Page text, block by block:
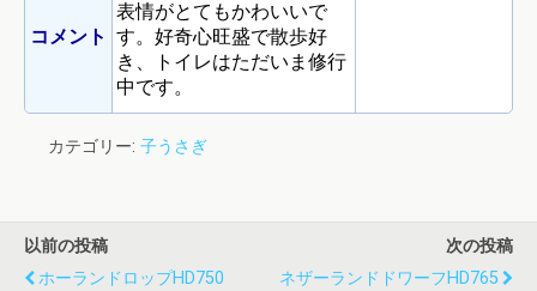
コメント
表情がとてもかわいいで
す。好奇心旺盛で散歩好
き、トイレはただいま修行
中です。
カテゴリー: 子うさぎ
以前の投稿
ホーランドロップHD750
次の投稿
ネザーランドドワーフHD765